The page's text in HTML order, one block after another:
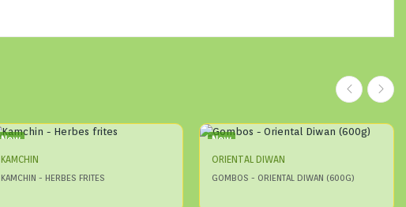
New
KAMCHIN
KAMCHIN - HERBES FRITES
New
ORIENTAL DIWAN
GOMBOS - ORIENTAL DIWAN (600G)